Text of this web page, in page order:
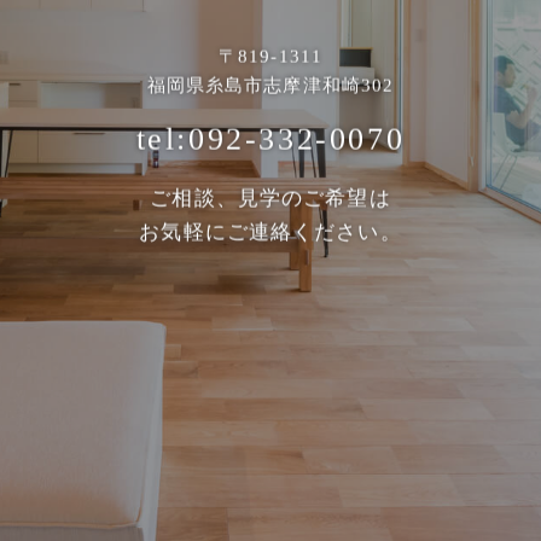
〒819-1311
福岡県糸島市志摩津和崎302
tel:092-332-0070
ご相談、見学のご希望は
お気軽にご連絡ください。